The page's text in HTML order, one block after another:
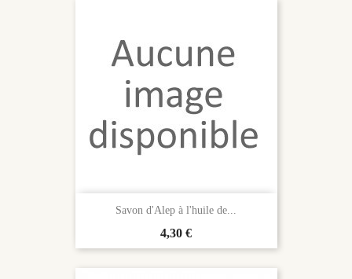
Savon d'Alep à l'huile de...
Prix
4,30 €